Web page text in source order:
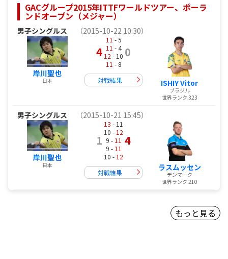
GACグループ2015年ITTFワールドツアー、ポーラ
ンドオープン（メジャー）
男子シングルス （2015-10-22 10:30）
岸川聖也
日本
4
11 - 5
11 - 4
12 - 10
11 - 8
0
対戦結果 ISHIY Vitor
ブラジル
世界ランク 323
男子シングルス （2015-10-21 15:45）
岸川聖也
日本
1
13 - 11
10 - 12
9 - 11
9 - 11
10 - 12
4
対戦結果
ラスムッセン
デンマーク
世界ランク 210
もっと見る